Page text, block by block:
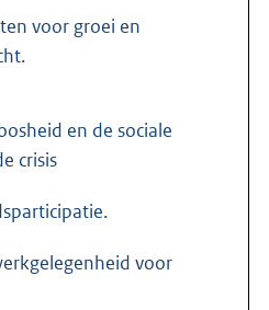
voor groei en
en de sociale
crisis
voor